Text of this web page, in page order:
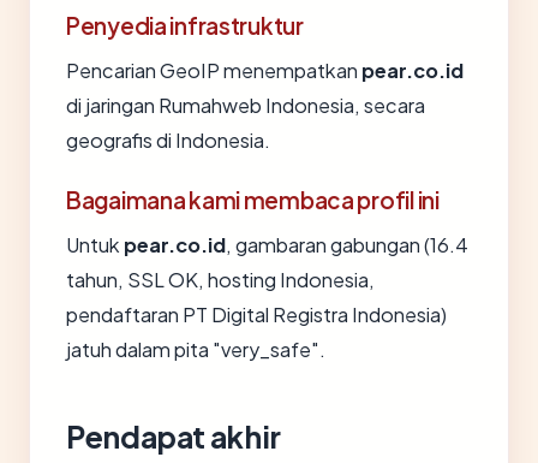
Penyedia infrastruktur
Pencarian GeoIP menempatkan pear.co.id
di jaringan Rumahweb Indonesia, secara
geografis di Indonesia.
Bagaimana kami membaca profil ini
Untuk pear.co.id, gambaran gabungan (16.4
tahun, SSL OK, hosting Indonesia,
pendaftaran PT Digital Registra Indonesia)
jatuh dalam pita "very_safe".
Pendapat akhir